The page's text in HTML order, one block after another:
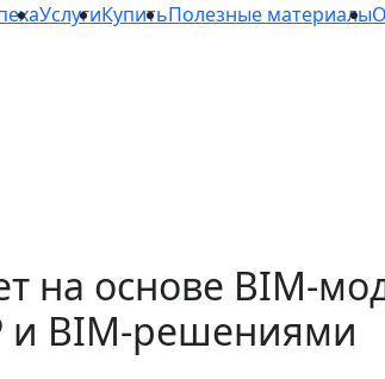
УслугиКупитьПолезные материалы
на основе
и BIM‑решениями